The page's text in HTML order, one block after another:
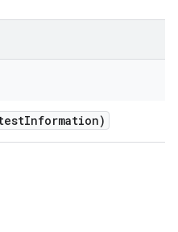
Information)